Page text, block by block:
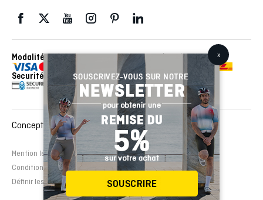
Modalités de paiement
Envois réalisés avec con
Securité
Mention légale Politique de cookies
Avertissement légal
Conditions de contrat
Définir les cookies
Conception et développement Web :EMFASI